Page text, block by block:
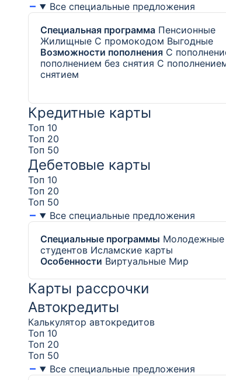
Все специальные предложения
Специальная программа Пенсионные
Жилищные С промокодом Выгодные
Возможности пополнения С
пополнением без снятия С
снятием
Кредитные карты
Топ 10
Топ 20
Топ 50
Дебетовые карты
Топ 10
Топ 20
Топ 50
Все специальные предложения
Специальные программы Молодежные
студентов Исламские карты
Особенности Виртуальные Мир
Карты рассрочки
Автокредиты
Калькулятор автокредитов
Топ 10
Топ 20
Топ 50
Все специальные предложения